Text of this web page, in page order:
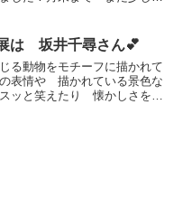
ます
は 坂井千尋さん💕
る動物をモチーフに描かれて
表情や 描かれている景色な
ッと笑えたり 懐かしさを感